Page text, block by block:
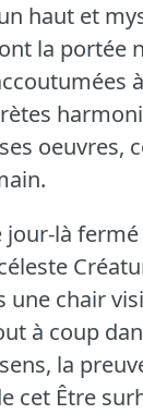
haut et
la portée
oeuvres,
jour-là
une chair
à coup
la
cet Être